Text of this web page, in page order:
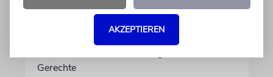
KULTURKOLUMNE
Es gibt keine blöden Fragen
Gerechte
AKZEPTIEREN